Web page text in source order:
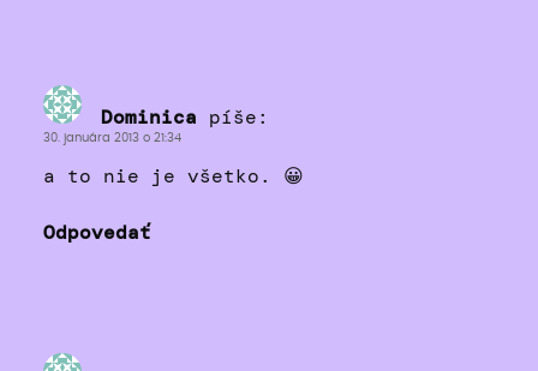
Dominica píše:
30. januára 2013 o 21:34
a to nie je všetko. 😀
Odpovedať